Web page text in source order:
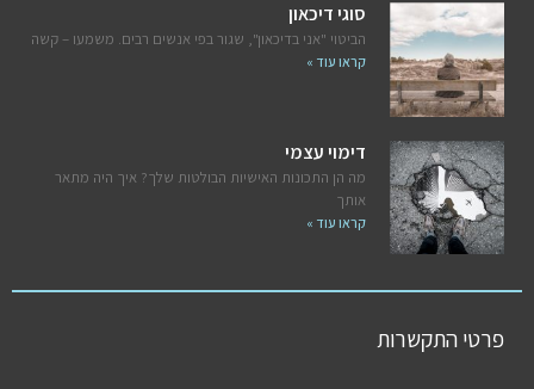
סוגי דיכאון
הביטוי "אני בדיכאון", שגור בפי אנשים רבים. משמעו – קשה
קראו עוד »
דימוי עצמי
מה הן התכונות האישיות הבולטות שלך? איך היה מתאר
אותך
קראו עוד »
פרטי התקשרות